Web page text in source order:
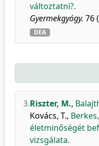
változtatni?.
Gyermekgyógy. 76
DEA
3.Riszter, M.,
Kovács, T.,
életminőségét
vizsgálata.